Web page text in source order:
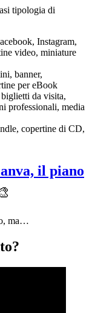
tipologia di
Instagram,
video, miniature
banner,
per eBook
biglietti da visita,
professionali, media
copertine di CD,
il piano
ma…